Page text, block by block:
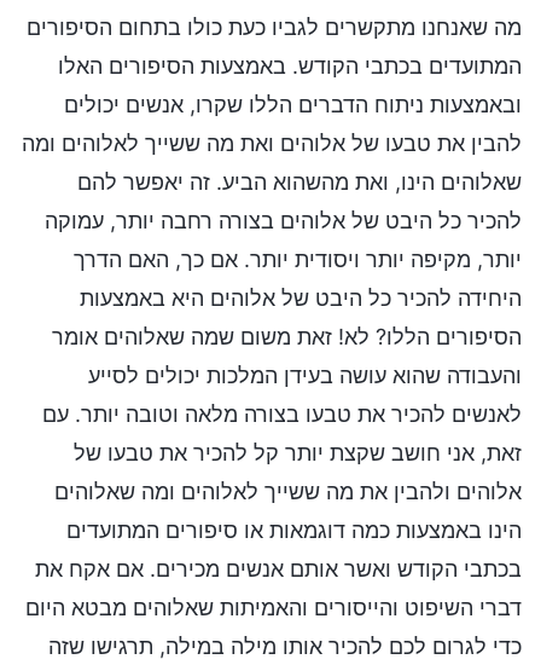
מה שאנחנו מתקשרים לגביו כעת כולו בתחום הסיפורים
המתועדים בכתבי הקודש. באמצעות הסיפורים האלו
ובאמצעות ניתוח הדברים הללו שקרו, אנשים יכולים
להבין את טבעו של אלוהים ואת מה ששייך לאלוהים ומה
שאלוהים הינו, ואת מהשהוא הביע. זה יאפשר להם
להכיר כל היבט של אלוהים בצורה רחבה יותר, עמוקה
יותר, מקיפה יותר ויסודית יותר. אם כך, האם הדרך
היחידה להכיר כל היבט של אלוהים היא באמצעות
הסיפורים הללו? לא! זאת משום שמה שאלוהים אומר
והעבודה שהוא עושה בעידן המלכות יכולים לסייע
לאנשים להכיר את טבעו בצורה מלאה וטובה יותר. עם
זאת, אני חושב שקצת יותר קל להכיר את טבעו של
אלוהים ולהבין את מה ששייך לאלוהים ומה שאלוהים
הינו באמצעות כמה דוגמאות או סיפורים המתועדים
בכתבי הקודש ואשר אותם אנשים מכירים. אם אקח את
דברי השיפוט והייסורים והאמיתות שאלוהים מבטא היום
כדי לגרום לכם להכיר אותו מילה במילה, תרגישו שזה